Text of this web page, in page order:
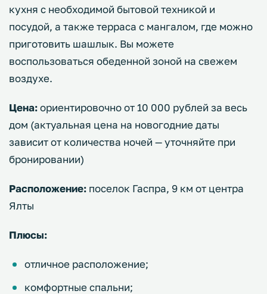
кухня с необходимой бытовой техникой и
посудой, а также терраса с мангалом, где можно
приготовить шашлык. Вы можете
воспользоваться обеденной зоной на свежем
воздухе.
Цена:ориентировочно от 10 000 рублей за весь
дом (актуальная цена на новогодние даты
зависит от количества ночей — уточняйте при
бронировании)
Расположение: поселок Гаспра, 9 км от центра
Ялты
Плюсы:
отличное расположение;
комфортные спальни;